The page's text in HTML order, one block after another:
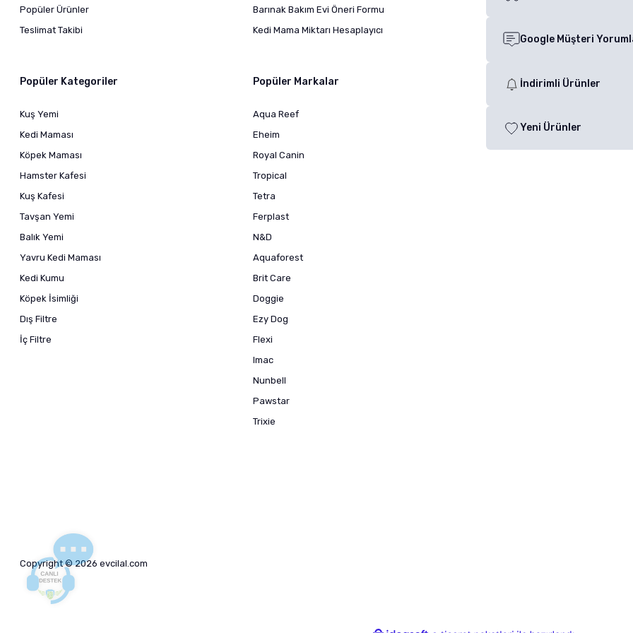
Popüler Ürünler
Teslimat Takibi
Barınak Bakım Evi Öneri Formu
Kedi Mama Miktarı Hesaplayıcı
Popüler Kategoriler
Kuş Yemi
Kedi Maması
Köpek Maması
Hamster Kafesi
Kuş Kafesi
Tavşan Yemi
Balık Yemi
Yavru Kedi Maması
Kedi Kumu
Köpek İsimliği
Dış Filtre
İç Filtre
Popüler Markalar
Aqua Reef
Eheim
Royal Canin
Tropical
Tetra
Ferplast
N&D
Aquaforest
Brit Care
Doggie
Ezy Dog
Flexi
Imac
Nunbell
Pawstar
Trixie
Google Müşteri
İndirimli Ürünler
Yeni Ürünler
Copyright © 2026 evcilal.com